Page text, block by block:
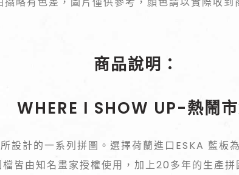
商品說明：
WHERE I SHOW UP-熱鬧
設計的一系列拼圖。選擇荷蘭進口ESKA 藍板
皆由知名畫家授權使用，加上20多年的生產